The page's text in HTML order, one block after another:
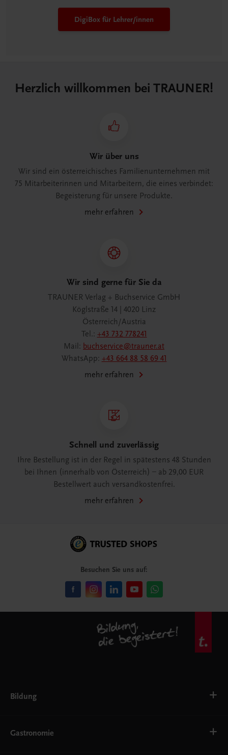
DigiBox für Lehrer/innen
Herzlich willkommen bei TRAUNER!
Wir über uns
Wir sind ein österreichisches Familienunternehmen mit
75 Mitarbeiterinnen und Mitarbeitern, die eines verbindet:
Begeisterung für unsere Produkte.
mehr erfahren
Wir sind gerne für Sie da
TRAUNER Verlag + Buchservice GmbH
Köglstraße 14 | 4020 Linz
Österreich/Austria
Tel.: +43 732 778241
Mail: buchservice@trauner.at
WhatsApp: +43 664 88 58 69 41
mehr erfahren
Schnell und zuverlässig
Ihre Bestellung ist in der Regel in spätestens 48 Stunden
bei Ihnen (innerhalb von Österreich) – ab 29,00 EUR
Bestellwert auch versandkostenfrei.
mehr erfahren
Besuchen Sie uns auf:
Bildung
AHS
Gastronomie